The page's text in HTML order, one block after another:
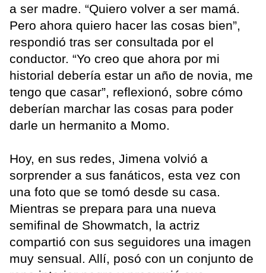
a ser madre. “Quiero volver a ser mamá.
Pero ahora quiero hacer las cosas bien”,
respondió tras ser consultada por el
conductor. “Yo creo que ahora por mi
historial debería estar un año de novia, me
tengo que casar”, reflexionó, sobre cómo
deberían marchar las cosas para poder
darle un hermanito a Momo.
Hoy, en sus redes, Jimena volvió a
sorprender a sus fanáticos, esta vez con
una foto que se tomó desde su casa.
Mientras se prepara para una nueva
semifinal de Showmatch, la actriz
compartió con sus seguidores una imagen
muy sensual. Allí, posó con un conjunto de